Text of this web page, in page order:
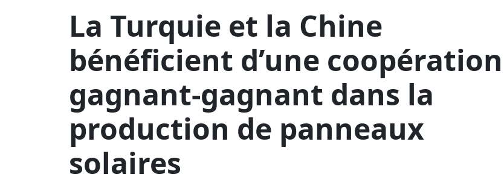
La Turquie et la Chine
bénéficient d’une coopération
gagnant-gagnant dans la
production de panneaux
solaires